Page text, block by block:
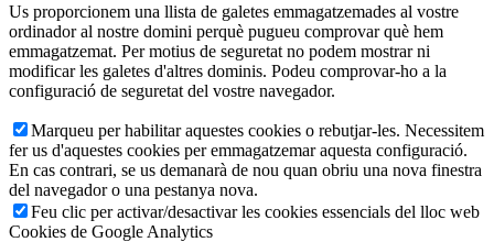
Us proporcionem una llista de galetes emmagatzemades al vostre
ordinador al nostre domini perquè pugueu comprovar què hem
emmagatzemat. Per motius de seguretat no podem mostrar ni
modificar les galetes d'altres dominis. Podeu comprovar-ho a la
configuració de seguretat del vostre navegador.
Marqueu per habilitar aquestes cookies o rebutjar-les. Necessitem
fer us d'aquestes cookies per emmagatzemar aquesta configuració.
En cas contrari, se us demanarà de nou quan obriu una nova finestra
del navegador o una pestanya nova.
Feu clic per activar/desactivar les cookies essencials del lloc web
Cookies de Google Analytics